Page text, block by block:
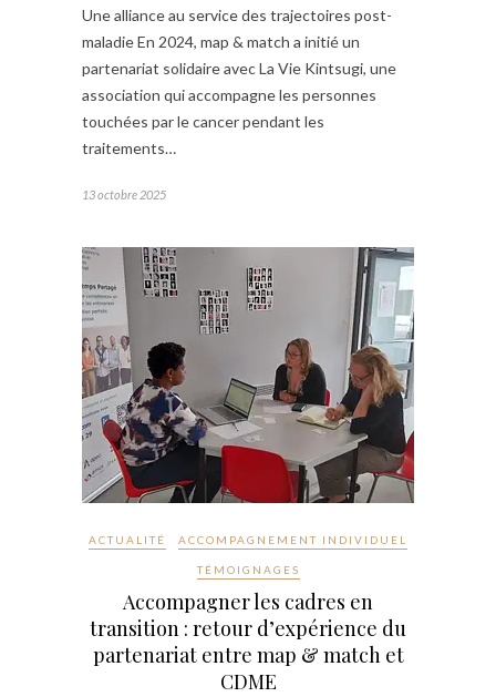
Une alliance au service des trajectoires post-
maladie En 2024, map & match a initié un
partenariat solidaire avec La Vie Kintsugi, une
association qui accompagne les personnes
touchées par le cancer pendant les
traitements…
13 octobre 2025
ACTUALITÉ ACCOMPAGNEMENT INDIVIDUEL
TÉMOIGNAGES
Accompagner les cadres en
transition : retour d’expérience du
partenariat entre map & match et
CDME